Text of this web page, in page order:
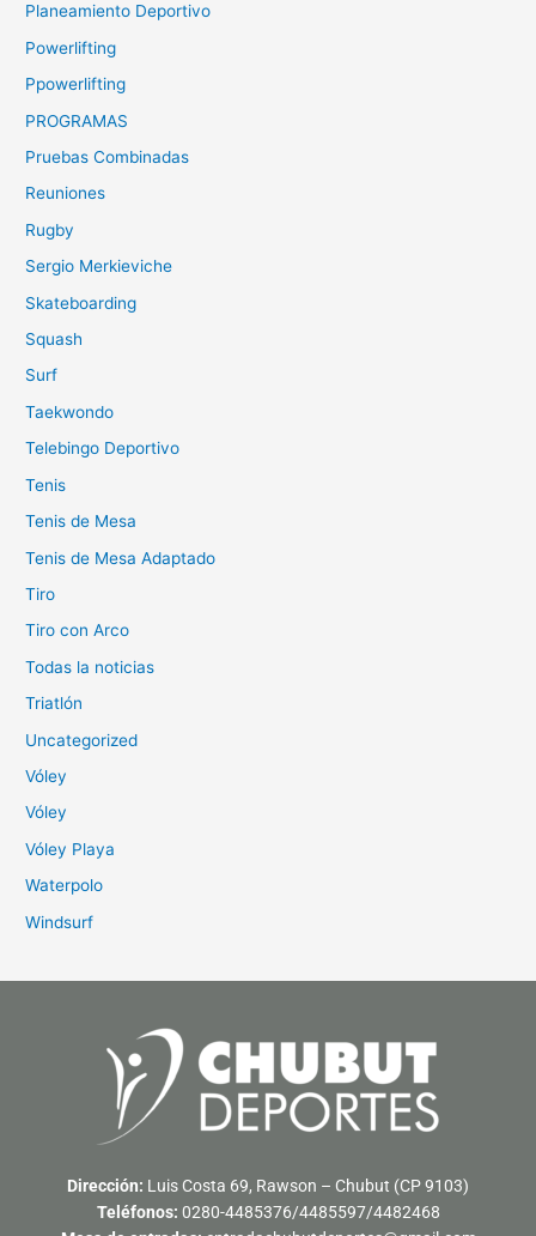
Planeamiento Deportivo
Powerlifting
Ppowerlifting
PROGRAMAS
Pruebas Combinadas
Reuniones
Rugby
Sergio Merkieviche
Skateboarding
Squash
Surf
Taekwondo
Telebingo Deportivo
Tenis
Tenis de Mesa
Tenis de Mesa Adaptado
Tiro
Tiro con Arco
Todas la noticias
Triatlón
Uncategorized
Vóley
Vóley
Vóley Playa
Waterpolo
Windsurf
Dirección: Luis Costa 69, Rawson – Chubut (CP 9103)
Teléfonos: 0280-4485376/4485597/4482468